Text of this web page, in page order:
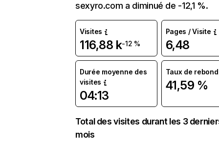
sexyro.com a diminué de -12,1 %.
Visites
116,88 k-12 %
Pages / Visite
6,48
Durée moyenne des
visites
04:13
Taux de rebond
41,59 %
Total des visites durant les 3
mois